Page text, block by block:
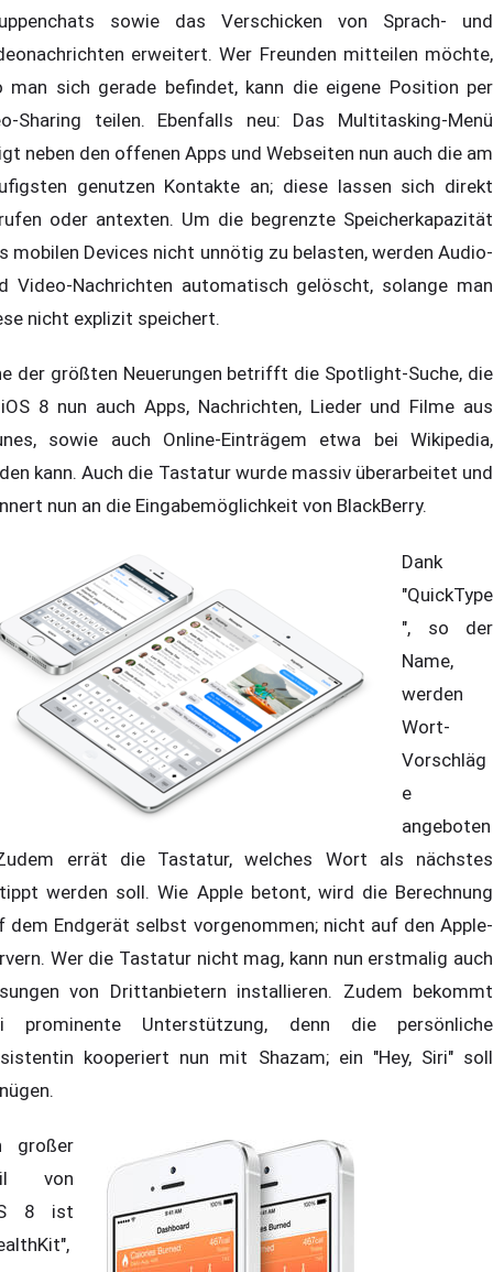
sowie das Verschicken von Sprach- und
erweitert. Wer Freunden mitteilen möchte,
man sich gerade befindet, kann die eigene Position per
Sharing teilen. Ebenfalls neu: Das Multitasking-Menü
neben den offenen Apps und Webseiten nun auch die am
genutzen Kontakte an; diese lassen sich direkt
oder antexten. Um die begrenzte Speicherkapazität
mobilen Devices nicht unnötig zu belasten, werden Audio-
Video-Nachrichten automatisch gelöscht, solange man
nicht explizit speichert.
der größten Neuerungen betrifft die Spotlight-Suche, die
8 nun auch Apps, Nachrichten, Lieder und Filme aus
sowie auch Online-Einträgem etwa bei Wikipedia,
kann. Auch die Tastatur wurde massiv überarbeitet und
nun an die Eingabemöglichkeit von BlackBerry.
Dank
"QuickType
", so der
Name,
werden
Wort-
Vorschläg
e
angeboten
errät die Tastatur, welches Wort als nächstes
werden soll. Wie Apple betont, wird die Berechnung
dem Endgerät selbst vorgenommen; nicht auf den Apple-
Wer die Tastatur nicht mag, kann nun erstmalig auch
von Drittanbietern installieren. Zudem bekommt
prominente Unterstützung, denn die persönliche
kooperiert nun mit Shazam; ein "Hey, Siri" soll
großer
von
8 ist